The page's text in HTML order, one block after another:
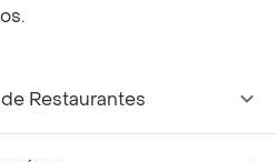
Restaurantes